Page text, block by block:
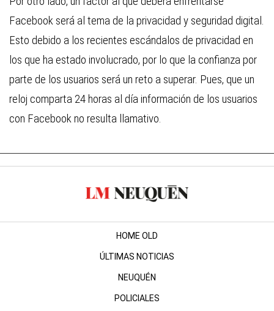
Facebook será al tema de la privacidad y seguridad digital.
Esto debido a los recientes escándalos de privacidad en
los que ha estado involucrado, por lo que la confianza por
parte de los usuarios será un reto a superar. Pues, que un
reloj comparta 24 horas al día información de los usuarios
con Facebook no resulta llamativo.
HOME OLD
ÚLTIMAS NOTICIAS
NEUQUÉN
POLICIALES